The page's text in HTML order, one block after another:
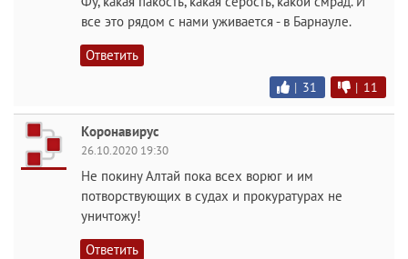
все это рядом с нами уживается - в Барнауле.
Ответить
| 31 | 11
Коронавирус
26.10.2020 19:30
Не покину Алтай пока всех ворюг и им
потворствующих в судах и прокуратурах не
уничтожу!
Ответить